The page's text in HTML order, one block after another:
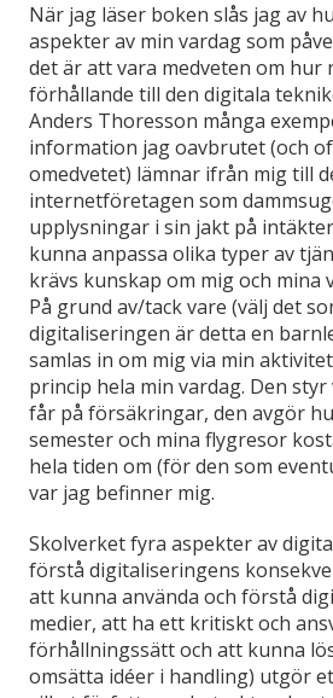
När jag läser boken slås jag av
aspekter av min vardag som
det är att vara medveten om hur
förhållande till den digitala
Anders Thoresson många
information jag oavbrutet (och
omedvetet) lämnar ifrån mig till
internetföretagen som
upplysningar i sin jakt på
kunna anpassa olika typer av
krävs kunskap om mig och mina
På grund av/tack vare (välj det
digitaliseringen är detta en
samlas in om mig via min
princip hela min vardag. Den
får på försäkringar, den avgör
semester och mina flygresor
hela tiden om (för den som
var jag befinner mig.
Skolverket fyra aspekter av
förstå digitaliseringens
att kunna använda och förstå
medier, att ha ett kritiskt och
förhållningssätt och att kunna
omsätta idéer i handling) utgör